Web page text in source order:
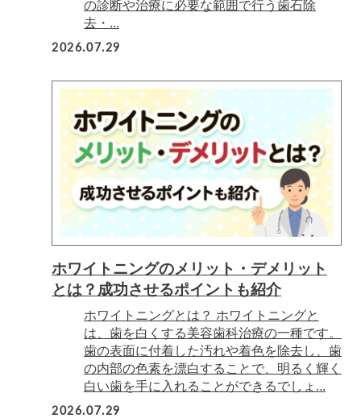
の診断や治療に必要な範囲で行う歯石除
去・...
2026.07.29
ホワイトニングのメリット・デメリット
とは？成功させるポイントも紹介
ホワイトニングとは？ ホワイトニングと
は、歯を白くする美容歯科治療の一種です。
歯の表面に付着した汚れや着色を除去し、歯
の内部の色素を漂白することで、明るく輝く
白い歯を手に入れることができるでしょ...
2026.07.29